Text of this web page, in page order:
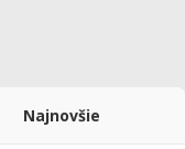
Najnovšie